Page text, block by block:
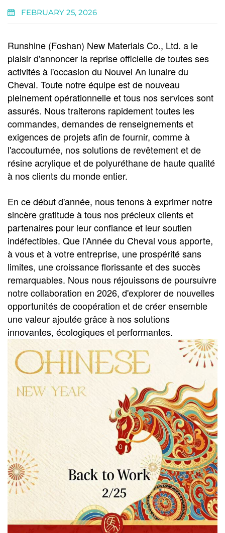
FEBRUARY 25, 2026
Runshine (Foshan) New Materials Co., Ltd. a le
plaisir d'annoncer la reprise officielle de toutes ses
activités à l'occasion du Nouvel An lunaire du
Cheval. Toute notre équipe est de nouveau
pleinement opérationnelle et tous nos services sont
assurés. Nous traiterons rapidement toutes les
commandes, demandes de renseignements et
exigences de projets afin de fournir, comme à
l'accoutumée, nos solutions de revêtement et de
résine acrylique et de polyuréthane de haute qualité
à nos clients du monde entier.
En ce début d'année, nous tenons à exprimer notre
sincère gratitude à tous nos précieux clients et
partenaires pour leur confiance et leur soutien
indéfectibles. Que l'Année du Cheval vous apporte,
à vous et à votre entreprise, une prospérité sans
limites, une croissance florissante et des succès
remarquables. Nous nous réjouissons de poursuivre
notre collaboration en 2026, d'explorer de nouvelles
opportunités de coopération et de créer ensemble
une valeur ajoutée grâce à nos solutions
innovantes, écologiques et performantes.